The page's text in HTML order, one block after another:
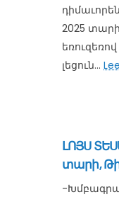
2025
լեցուն...
ԼՈՅՍ
տարի,
-